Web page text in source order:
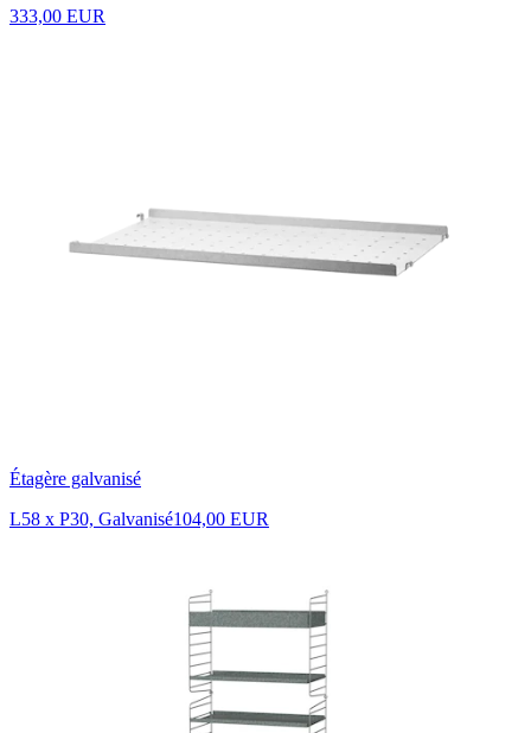
333,00 EUR
Étagère galvanisé
L58 x P30, Galvanisé104,00 EUR